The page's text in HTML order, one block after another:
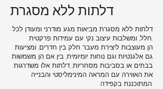
דלתות ללא מסגרת
דלתות ללא מסגרת מביאות מגע מודרני ומעודן לכל
חלל, ומשלבות עיצוב נקי עם עמידות פרקטית.
הן מעוצבות ליצירת מעבר חלק בין חדרים, ומציעות
גם אלגנטיות וגם נוחות יומיומית. בין אם הן משמשות
בבתים או בסביבות מסחריות, דלתות אלו משדרגות
את האווירה עם המראה המינימליסטי והבנייה
המתוכננת בקפידה.